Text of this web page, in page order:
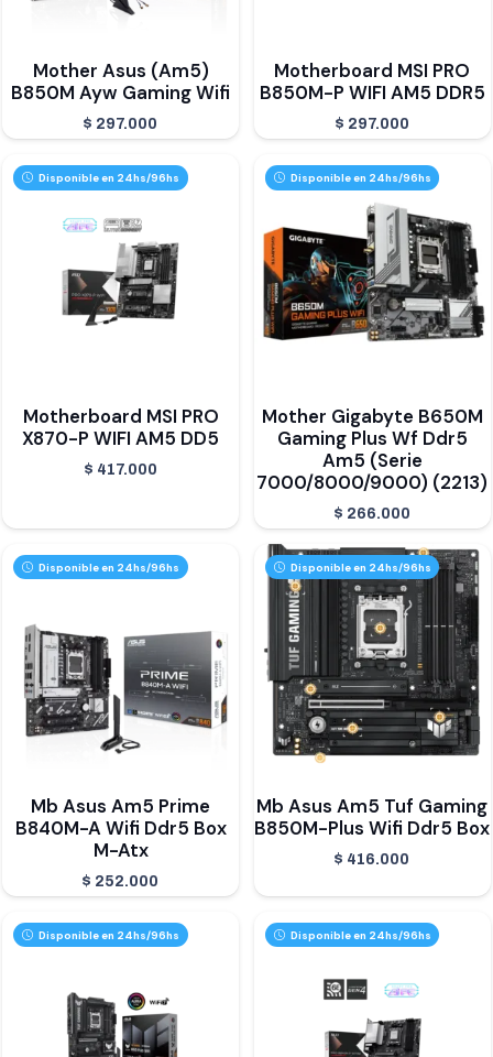
Mother Asus (Am5)
B850M Ayw Gaming Wifi
$ 297.000
Motherboard MSI PRO
B850M-P WIFI AM5 DDR5
$ 297.000
Disponible en 24hs/96hs
Motherboard MSI PRO
X870-P WIFI AM5 DD5
$ 417.000
Disponible en 24hs/96hs
Mother Gigabyte B650M
Gaming Plus Wf Ddr5
Am5 (Serie
7000/8000/9000) (2213)
$ 266.000
Disponible en 24hs/96hs
Mb Asus Am5 Prime
B840M-A Wifi Ddr5 Box
M-Atx
$ 252.000
Disponible en 24hs/96hs
Mb Asus Am5 Tuf Gaming
B850M-Plus Wifi Ddr5 Box
$ 416.000
Disponible en 24hs/96hs Disponible en 24hs/96hs